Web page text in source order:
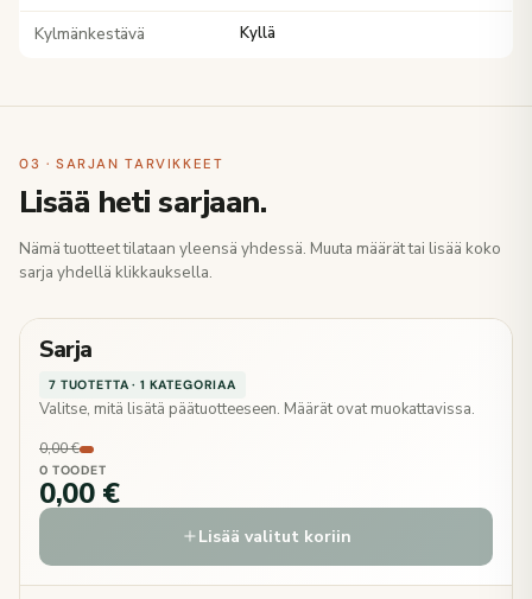
Kylmänkestävä Kyllä
03 · SARJAN TARVIKKEET
Lisää heti sarjaan.
Nämä tuotteet tilataan yleensä yhdessä. Muuta määrät tai lisää koko
sarja yhdellä klikkauksella.
Sarja
7 TUOTETTA · 1 KATEGORIAA
Valitse, mitä lisätä päätuotteeseen. Määrät ovat muokattavissa.
0,00 €
0 TOODET
0,00 €
Lisää valitut koriin